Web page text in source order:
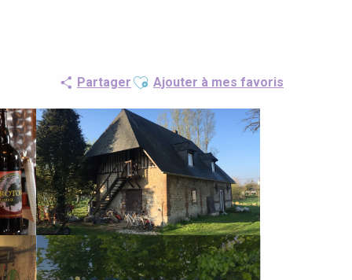
Partager Ajouter aux favoris
Ajouter à mes favoris